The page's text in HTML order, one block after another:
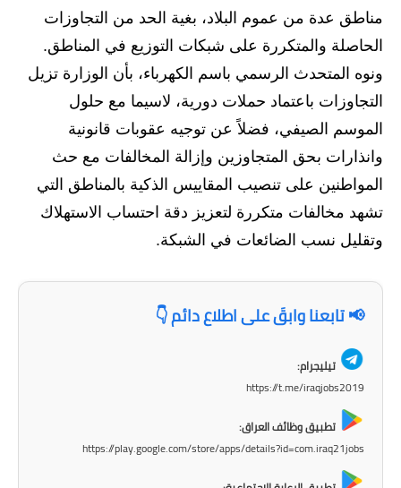
المرحلة الابتدائية
المرحلة المتوسطة
المرحلة الاعدادية
ملازم دراسية
المرحلة الابتدائية
المرحلة المتوسطة
دروس
مناطق عدة من عموم البلاد، بغية الحد من التجاوزات
الحاصلة والمتكررة على شبكات التوزيع في المناطق.
ونوه المتحدث الرسمي باسم الكهرباء، بأن الوزارة تزيل
التجاوزات باعتماد حملات دورية، لاسيما مع حلول
الموسم الصيفي، فضلاً عن توجيه عقوبات قانونية
وانذارات بحق المتجاوزين وإزالة المخالفات مع حث
المواطنين على تنصيب المقاييس الذكية بالمناطق التي
تشهد مخالفات متكررة لتعزيز دقة احتساب الاستهلاك
وتقليل نسب الضائعات في الشبكة.
📢 تابعنا وابقَ على اطلاع دائم 👇
تيليجرام:
https://t.me/iraqjobs2019
تطبيق وظائف العراق:
https://play.google.com/store/apps/details?id=com.iraq21jobs